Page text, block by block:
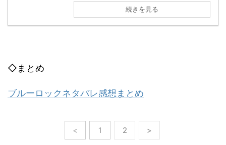
続きを見る
◇まとめ
ブルーロックネタバレ感想まとめ
< 1 2 >